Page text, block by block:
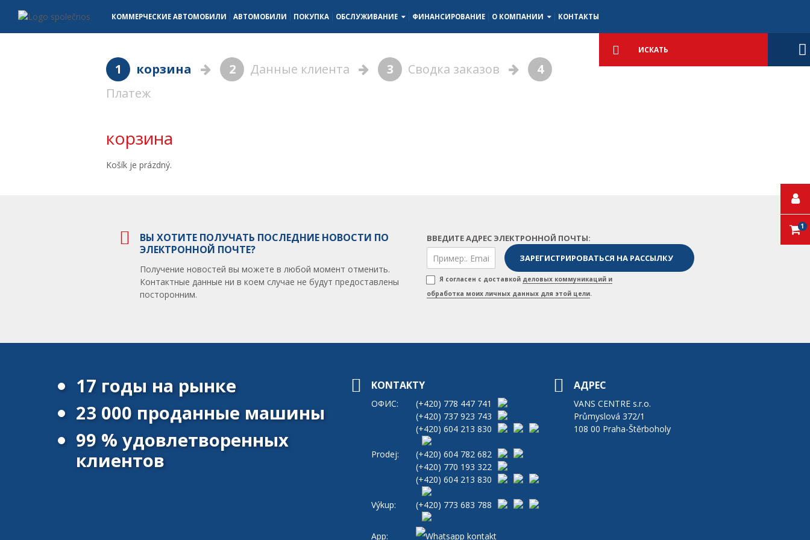
КОММЕРЧЕСКИЕ АВТОМОБИЛИ АВТОМОБИЛИ ПОКУПКА ОБСЛУЖИВАНИЕ ФИНАНСИРОВАНИЕ О КОМПАНИИ КОНТАКТЫ
Подробный
поиск Искать
1
1 корзина 2 Данные клиента 3 Сводка заказов
4
Платеж
корзина
Košík je prázdný.
ВЫ ХОТИТЕ ПОЛУЧАТЬ ПОСЛЕДНИЕ НОВОСТИ ПО
ЭЛЕКТРОННОЙ ПОЧТЕ?
Получение новостей вы можете в любой момент отменить.
Контактные данные ни в коем случае не будут предоставлены
посторонним.
ВВЕДИТЕ АДРЕС ЭЛЕКТРОННОЙ ПОЧТЫ:
Я согласен с доставкой деловых коммуникаций и
обработка моих личных данных для этой цели.
17 годы на рынке
23 000 проданные машины
99 % удовлетворенных
клиентов
KONTAKTY
ОФИС: (+420) 778 447 741
(+420) 737 923 743
(+420) 604 213 830
Prodej: (+420) 604 782 682
(+420) 770 193 322
(+420) 604 213 830
Výkup: (+420) 773 683 788
App:
АДРЕС
VANS CENTRE s.r.o.
Průmyslová 372/1
108 00 Praha-Štěrboholy